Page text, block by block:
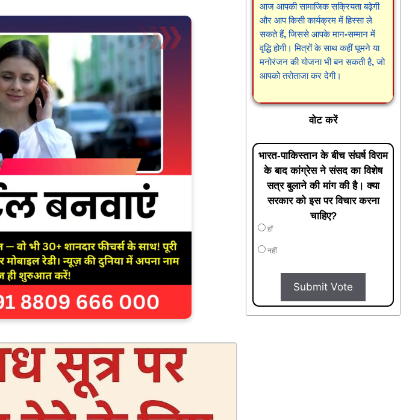
आज आपकी सामाजिक सक्रियता बढ़ेगी
और आप किसी कार्यक्रम में हिस्सा ले
सकते हैं, जिससे आपके मान-सम्मान में
वृद्धि होगी। मित्रों के साथ कहीं घूमने या
मनोरंजन की योजना भी बन सकती है, जो
आपको तरोताजा कर देगी।
वोट करें
भारत-पाकिस्तान के बीच संघर्ष विराम
के बाद कांग्रेस ने संसद का विशेष
सत्र बुलाने की मांग की है। क्या
सरकार को इस पर विचार करना
चाहिए?
हाँ
नहीं
Submit Vote